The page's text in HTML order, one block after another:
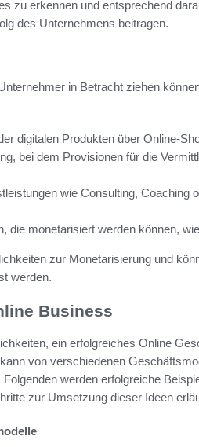
zu erkennen und entsprechend
des Unternehmens beitragen.
in Betracht ziehen
digitalen Produkten über Online-
bei dem Provisionen für die
wie Consulting, Coaching
die monetarisiert werden können,
zur Monetarisierung und
werden.
Business
ein erfolgreiches Online
von verschiedenen
werden erfolgreiche
zur Umsetzung dieser Ideen